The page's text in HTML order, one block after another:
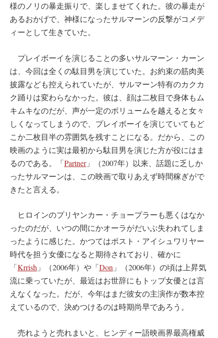
様のノリの暴走振りで、楽しませてくれた。彼の暴走が
あるおかげで、神様になったサルマーンの反撃がコメデ
ィーとして生きていた。
プレイボーイを演じることの多いサルマーン・カーン
は、今回は全くの駄目男を演じていた。お約束の筋肉美
披露なども控えられていたが、サルマーン特有のカクカ
ク踊りは変わらなかった。彼は、顔は二枚目で身体もム
キムキなのだが、声が一定のボリュームを越えると女々
しくなってしまうので、プレイボーイを演じていてもど
こか二枚目半の雰囲気を残すことになる。だから、この
映画のように実は最初から駄目男を演じた方が役にはま
るのである。「Partner」（2007年）以来、話題に乏しか
ったサルマーンは、この映画で取りあえず時間稼ぎがで
きたと言える。
ヒロインのプリヤンカー・チョープラーも悪くはなか
ったのだが、いつの間にかオーラがだいぶ失われてしま
ったように感じた。かつてはポスト・アイシュワリヤー
時代を担う女優になると期待されており、確かに
「Krrish 」（2006年）や「Don 」（2006年）の頃は上昇気
流に乗っていたが、最近はお世辞にもトップ女優とは言
えなくなった。だが、今年はまだ彼女の主演作が数本控
えているので、決めつけるのは時期尚早であろう。
売れようと売れまいと、ヒンディー語映画界最高権威